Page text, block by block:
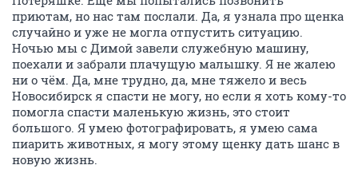
приютам, но нас там послали. Да, я узнала про щенка
случайно и уже не могла отпустить ситуацию.
Ночью мы с Димой завели служебную машину,
поехали и забрали плачущую малышку. Я не жалею
ни о чём. Да, мне трудно, да, мне тяжело и весь
Новосибирск я спасти не могу, но если я хоть кому-то
помогла спасти маленькую жизнь, это стоит
большого. Я умею фотографировать, я умею сама
пиарить животных, я могу этому щенку дать шанс в
новую жизнь.